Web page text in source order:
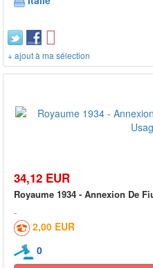
+ ajout à ma sélection
34,12 EUR
Royaume 1934 - Annexion De
2,00 EUR
0